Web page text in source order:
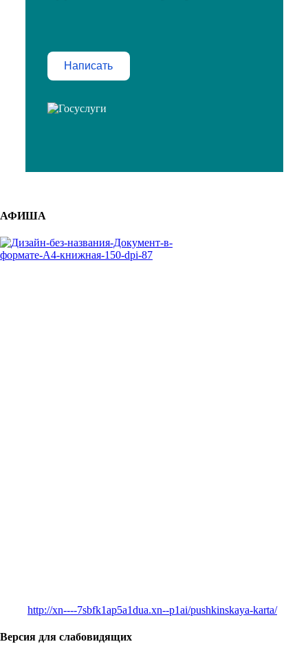
Написать
АФИША
http://xn----7sbfk1ap5a1dua.xn--p1ai/pushkinskaya-karta/
Версия для слабовидящих